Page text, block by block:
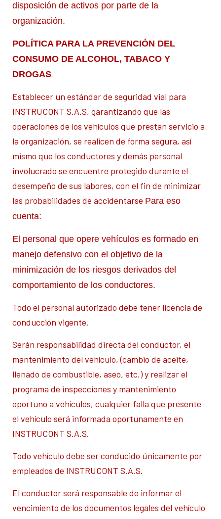
disposición de activos por parte de la
organización.
POLÍTICA PARA LA PREVENCIÓN DEL
CONSUMO DE ALCOHOL, TABACO Y
DROGAS
Establecer un estándar de seguridad vial para
INSTRUCONT S.A.S, garantizando que las
operaciones de los vehículos que prestan servicio a
la organización, se realicen de forma segura, así
mismo que los conductores y demás personal
involucrado se encuentre protegido durante el
desempeño de sus labores, con el fin de minimizar
las probabilidades de accidentarse Para eso
cuenta:
El personal que opere vehículos es formado en
manejo defensivo con el objetivo de la
minimización de los riesgos derivados del
comportamiento de los conductores.
Todo el personal autorizado debe tener licencia de
conducción vigente.
Serán responsabilidad directa del conductor, el
mantenimiento del vehículo, (cambio de aceite,
llenado de combustible, aseo, etc.) y realizar el
programa de inspecciones y mantenimiento
oportuno a vehículos, cualquier falla que presente
el vehículo será informada oportunamente en
INSTRUCONT S.A.S.
Todo vehículo debe ser conducido únicamente por
empleados de INSTRUCONT S.A.S.
El conductor será responsable de informar el
vencimiento de los documentos legales del vehículo